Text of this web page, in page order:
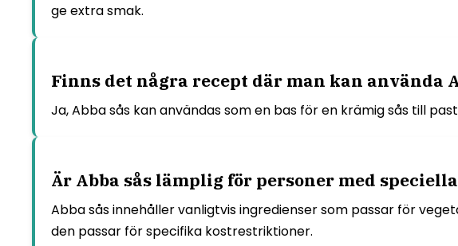
ge extra smak.
Finns det några recept där man kan använda
Ja, Abba sås kan användas som en bas för en krämig sås till
Är Abba sås lämplig för personer med
Abba sås innehåller vanligtvis ingredienser som passar för
den passar för specifika kostrestriktioner.